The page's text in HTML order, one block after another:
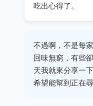
吃出心得了。
不過啊，不是每
回味無窮，有些
天我就來分享一
希望能幫到正在